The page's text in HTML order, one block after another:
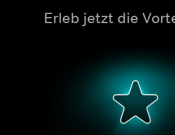
Erleb jetzt die